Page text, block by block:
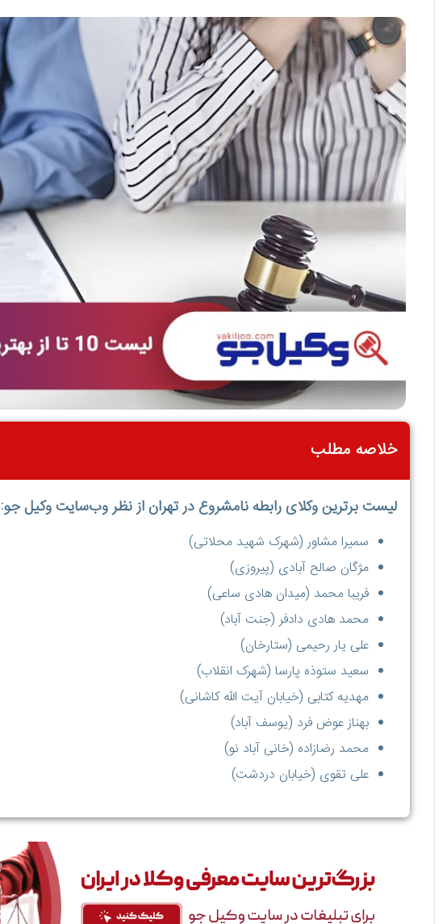
خلاصه مطلب
لیست برترین وکلای رابطه نامشروع در تهران از نظر وب‌سایت وکیل جو:
سمیرا مشاور (شهرک شهید محلاتی)
مژگان صالح آبادی (پیروزی)
فریبا محمد (میدان هادی ساعی)
محمد هادی دادفر (جنت آباد)
علی یار رحیمی (ستارخان)
سعید ستوذه پارسا (شهرک انقلاب)
مهدیه کتابی (خیابان آیت الله کاشانی)
بهناز عوض فرد (یوسف آباد)
محمد رضازاده (خانی آباد نو)
علی تقوی (خیابان دردشت)